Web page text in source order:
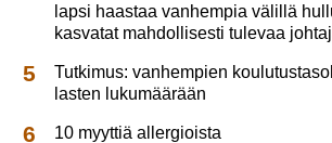
lapsi haastaa vanhempia välillä
kasvatat mahdollisesti tulevaa
Tutkimus: vanhempien
lasten lukumäärään
10 myyttiä allergioista